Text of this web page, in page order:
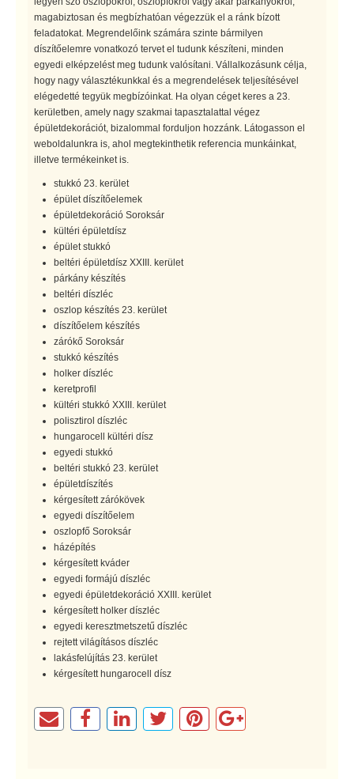
magabiztosan és megbízhatóan végezzük el a ránk bízott
feladatokat. Megrendelőink számára szinte bármilyen
díszítőelemre vonatkozó tervet el tudunk készíteni, minden
egyedi elképzelést meg tudunk valósítani. Vállalkozásunk célja,
hogy nagy választékunkkal és a megrendelések teljesítésével
elégedetté tegyük megbízóinkat. Ha olyan céget keres a 23.
kerületben, amely nagy szakmai tapasztalattal végez
épületdekorációt, bizalommal forduljon hozzánk. Látogasson el
weboldalunkra is, ahol megtekinthetik referencia munkáinkat,
illetve termékeinket is.
stukkó 23. kerület
épület díszítőelemek
épületdekoráció Soroksár
kültéri épületdísz
épület stukkó
beltéri épületdísz XXIII. kerület
párkány készítés
beltéri díszléc
oszlop készítés 23. kerület
díszítőelem készítés
zárókő Soroksár
stukkó készítés
holker díszléc
keretprofil
kültéri stukkó XXIII. kerület
polisztirol díszléc
hungarocell kültéri dísz
egyedi stukkó
beltéri stukkó 23. kerület
épületdíszítés
kérgesített zárókövek
egyedi díszítőelem
oszlopfő Soroksár
házépítés
kérgesített kváder
egyedi formájú díszléc
egyedi épületdekoráció XXIII. kerület
kérgesített holker díszléc
egyedi keresztmetszetű díszléc
rejtett világításos díszléc
lakásfelújítás 23. kerület
kérgesített hungarocell dísz